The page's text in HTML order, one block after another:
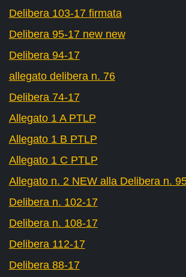
Delibera 103-17 firmata
Delibera 95-17 new new
Delibera 94-17
allegato delibera n. 76
Delibera 74-17
Allegato 1 A PTLP
Allegato 1 B PTLP
Allegato 1 C PTLP
Allegato n. 2 NEW alla Delibera n.
Delibera n. 102-17
Delibera n. 108-17
Delibera 112-17
Delibera 88-17